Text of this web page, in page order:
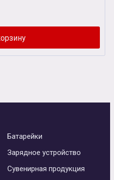
Батарейки
Зарядное устройство
Сувенирная продукция